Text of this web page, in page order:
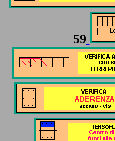
59